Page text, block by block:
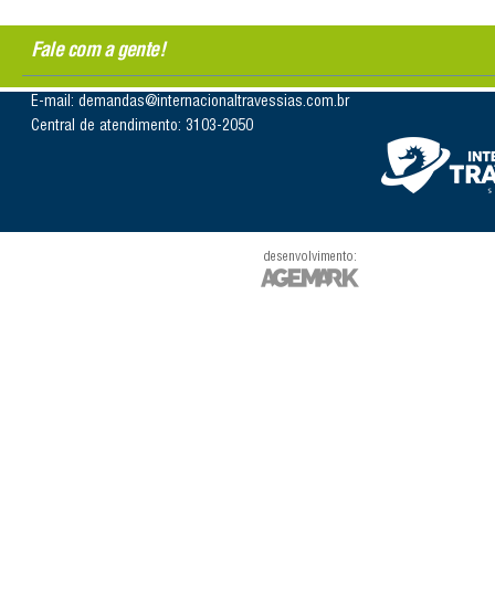
Fale com a gente!
E-mail: demandas@internacionaltravessias.com.br
Central de atendimento: 3103-2050
desenvolvimento: